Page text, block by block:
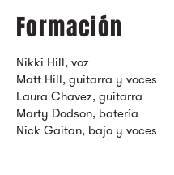
Formación
Nikki Hill, voz
Matt Hill, guitarra y voces
Laura Chavez, guitarra
Marty Dodson, batería
Nick Gaitan, bajo y voces